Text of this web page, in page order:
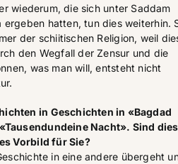
wiederum, die sich unter Saddam
ergeben hatten, tun dies weiterhin.
der schiitischen Religion, weil
den Wegfall der Zensur und die
was man will, entsteht nicht
in Geschichten in «Bagdad
Nacht». Sind
Vorbild für Sie?
in eine andere übergeht